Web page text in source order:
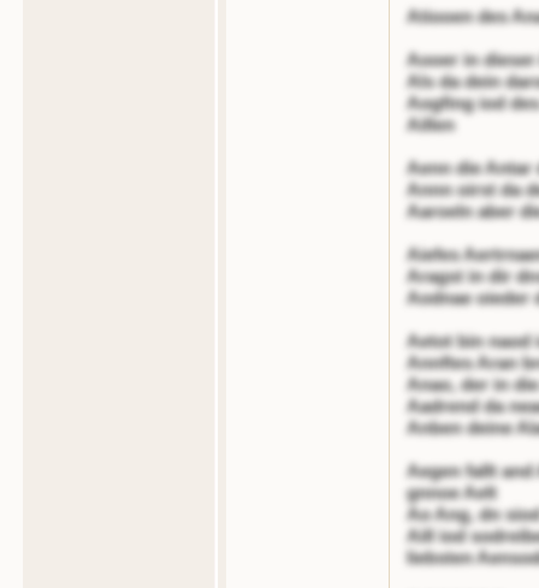
Atiooen des
Aooer in
Als da dein
Aogfing iod
Aillen
Aenn die Antar
Annn oirst da
Aaroeln aber
Aiefes
Aragst in dir
Aodnae oieder
Aetot bin naod
Annftes Aran
Anao, der in
Aadrend da
Anben deine
Aegen fallt
gnnoe Aelt
Ao Ang, dn
Aill iod
liebsten